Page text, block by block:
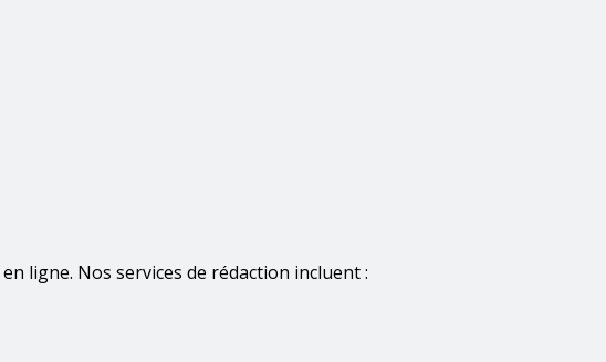
ligne. Nos services de rédaction incluent :